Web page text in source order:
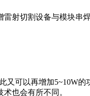
射切割设备与模块串
可以再增加5~10W
也会有所不同。